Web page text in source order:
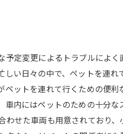
定変更によるトラブルによ
しい日々の中で、ペットを連
ペットを連れて行くための便
車内にはペットのための十分
わせた車両も用意されており